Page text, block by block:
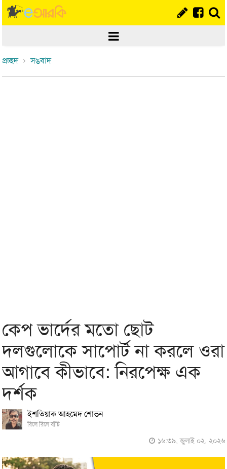
প্রচ্ছদ সঙবাদ
কেপ ভার্দের মতো ছোট
দলগুলোকে সাপোর্ট না করলে ওরা
আগাবে কীভাবে: নিরপেক্ষ এক
দর্শক
ইশতিয়াক আহমেদ শোভন
রিলে রিলে বাঁচি
১৬:৩৯, জুলাই ০২, ২০২৬